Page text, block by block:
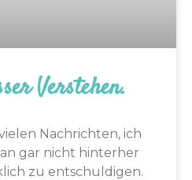
Verstehen.
Nachrichten, ich
gar nicht hinterher
zu entschuldigen.